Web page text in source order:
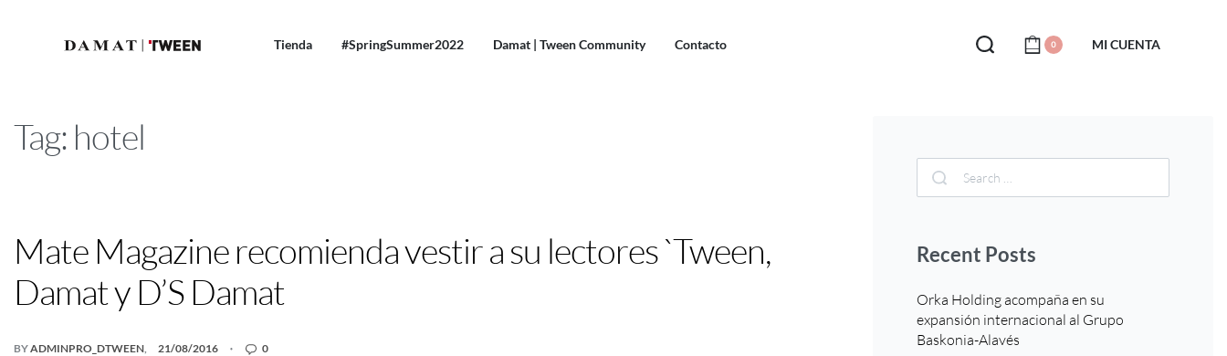
Tienda #SpringSummer2022 Damat | Tween Community Contacto 0 MI CUENTA
Tag: hotel
Mate Magazine recomienda vestir a su lectores `Tween,
Damat y D’S Damat
BYADMINPRO_DTWEEN 21/08/2016 0
Recent Posts
Orka Holding acompaña en su
expansión internacional al Grupo
Baskonia-Alavés